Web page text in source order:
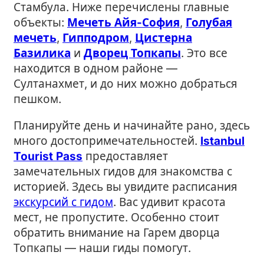
Стамбула. Ниже перечислены главные
объекты: Мечеть Айя-София, Голубая
мечеть, Гипподром, Цистерна
Базилика и Дворец Топкапы. Это все
находится в одном районе —
Султанахмет, и до них можно добраться
пешком.
Планируйте день и начинайте рано, здесь
много достопримечательностей. Istanbul
Tourist Pass предоставляет
замечательных гидов для знакомства с
историей. Здесь вы увидите расписания
экскурсий с гидом. Вас удивит красота
мест, не пропустите. Особенно стоит
обратить внимание на Гарем дворца
Топкапы — наши гиды помогут.